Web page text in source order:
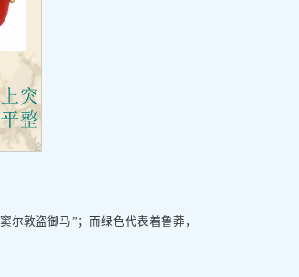
敦盗御马”；而绿色代表着鲁莽，